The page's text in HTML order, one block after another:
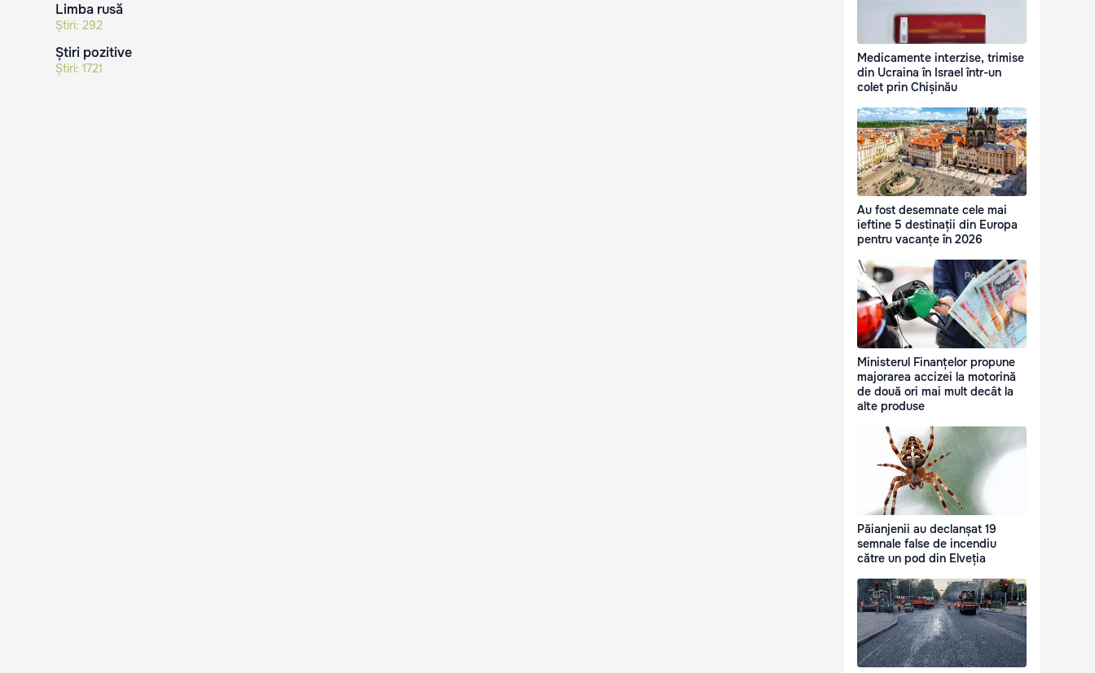
Limba rusă
Știri: 292
Știri pozitive
Știri: 1721
Medicamente interzise, trimise
din Ucraina în Israel într-un
colet prin Chișinău
Au fost desemnate cele mai
ieftine 5 destinații din Europa
pentru vacanțe în 2026
Ministerul Finanțelor propune
majorarea accizei la motorină
de două ori mai mult decât la
alte produse
Păianjenii au declanșat 19
semnale false de incendiu
către un pod din Elveția